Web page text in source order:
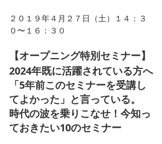
２０１９年４月２７日（土）１４：３
０〜１６：３０
【オープニング特別セミナー】
2024年既に活躍されている方へ
「5年前このセミナーを受講し
てよかった」と言っている。
時代の波を乗りこなせ！今知っ
ておきたい10のセミナー